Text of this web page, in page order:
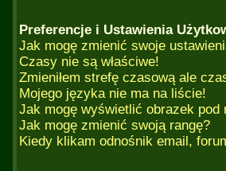
Preferencje i Ustawienia
Jak mogę zmienić swoje
Czasy nie są właściwe!
Zmieniłem strefę czasową ale
Mojego języka nie ma na liście!
Jak mogę wyświetlić obrazek pod
Jak mogę zmienić swoją rangę?
Kiedy klikam odnośnik email,